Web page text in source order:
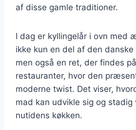
af disse gamle traditioner.
I dag er kyllingelår i ovn med
ikke kun en del af den
men også en ret, der findes
restauranter, hvor den
moderne twist. Det viser,
mad kan udvikle sig og
nutidens køkken.